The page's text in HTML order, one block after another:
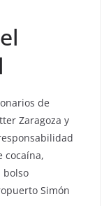
de
Zaragoza y
cocaína,
bolso
Simón